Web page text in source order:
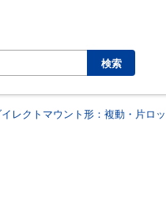
検索
レクトマウント形：複動・片ロ